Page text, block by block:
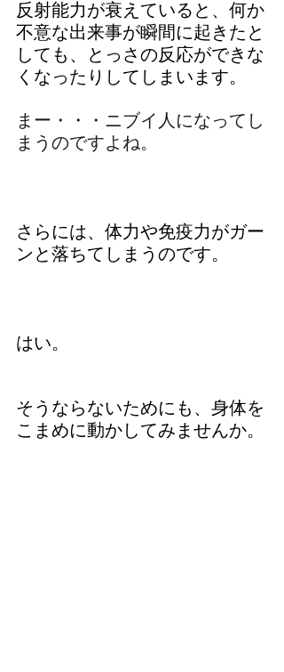
反射能力が衰えていると、何か
不意な出来事が瞬間に起きたと
しても、とっさの反応ができな
くなったりしてしまいます。
まー・・・ニブイ人になってし
まうのですよね。
さらには、体力や免疫力がガー
ンと落ちてしまうのです。
はい。
そうならないためにも、身体を
こまめに動かしてみませんか。